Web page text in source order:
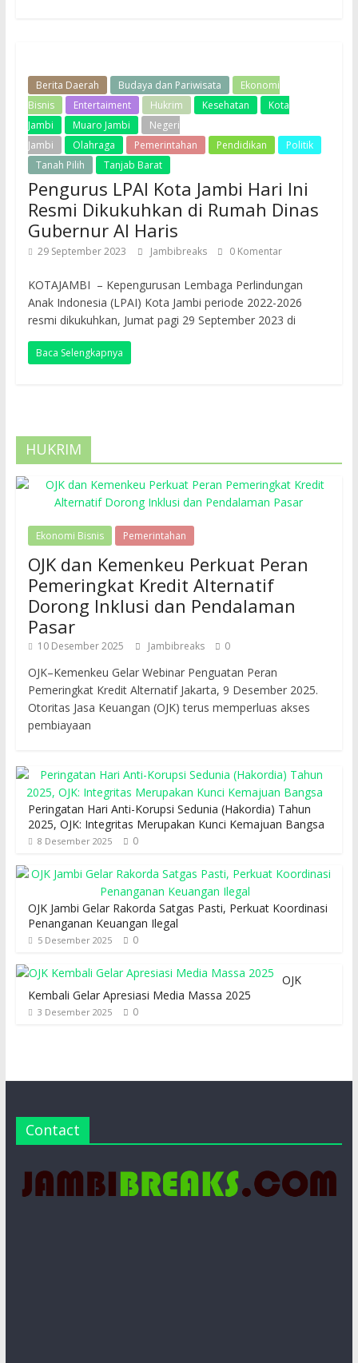
Berita Daerah Budaya dan Pariwisata
Ekonomi
Bisnis
Entertaiment Hukrim Kesehatan
Kota
Jambi
Muaro Jambi
Negeri
Jambi
Olahraga Pemerintahan Pendidikan
Politik
Tanah Pilih
Tanjab Barat
Pengurus LPAI Kota Jambi Hari Ini
Resmi Dikukuhkan di Rumah Dinas
Gubernur Al Haris
29 September 2023 Jambibreaks 0 Komentar
KOTAJAMBI – Kepengurusan Lembaga Perlindungan
Anak Indonesia (LPAI) Kota Jambi periode 2022-2026
resmi dikukuhkan, Jumat pagi 29 September 2023 di
Baca Selengkapnya
HUKRIM
Ekonomi Bisnis Pemerintahan
OJK dan Kemenkeu Perkuat Peran
Pemeringkat Kredit Alternatif
Dorong Inklusi dan Pendalaman
Pasar
10 Desember 2025 Jambibreaks 0
OJK–Kemenkeu Gelar Webinar Penguatan Peran
Pemeringkat Kredit Alternatif Jakarta, 9 Desember 2025.
Otoritas Jasa Keuangan (OJK) terus memperluas akses
pembiayaan
Peringatan Hari Anti-Korupsi Sedunia (Hakordia) Tahun
2025, OJK: Integritas Merupakan Kunci Kemajuan Bangsa
8 Desember 2025 0
OJK Jambi Gelar Rakorda Satgas Pasti, Perkuat Koordinasi
Penanganan Keuangan Ilegal
5 Desember 2025 0
OJK
Kembali Gelar Apresiasi Media Massa 2025
3 Desember 2025 0
Contact